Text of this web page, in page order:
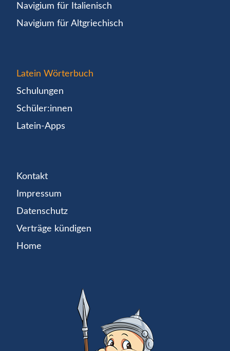
Navigium für Italienisch
Navigium für Altgriechisch
Latein Wörterbuch
Schulungen
Schüler:innen
Latein-Apps
Kontakt
Impressum
Datenschutz
Verträge kündigen
Home